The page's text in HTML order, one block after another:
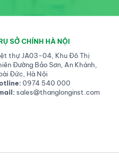
SỞ CHÍNH HÀ NỘI
thự JA03-04, Khu Đô Thị
Đường Bảo Sơn, An Khánh,
Đức, Hà Nội
0974 540 000
sales@thanglonginst.com